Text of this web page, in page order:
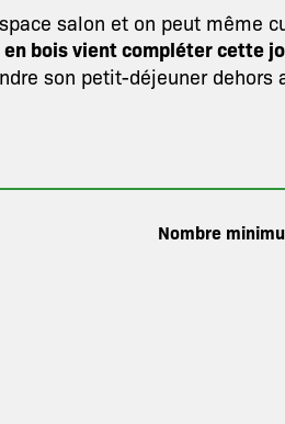
salon et on peut même
en bois vient compléter cette
son petit-déjeuner dehors
Nombre